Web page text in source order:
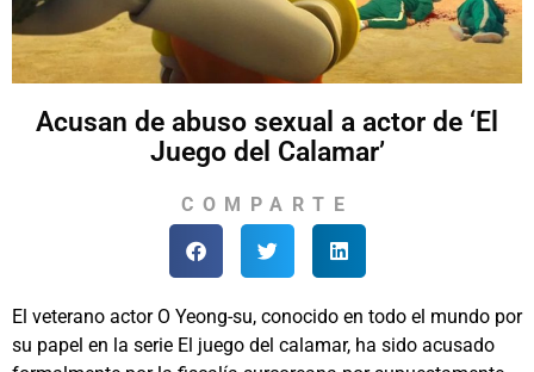
Acusan de abuso sexual a actor de ‘El
Juego del Calamar’
COMPARTE
El veterano actor O Yeong-su, conocido en todo el mundo por
su papel en la serie El juego del calamar, ha sido acusado